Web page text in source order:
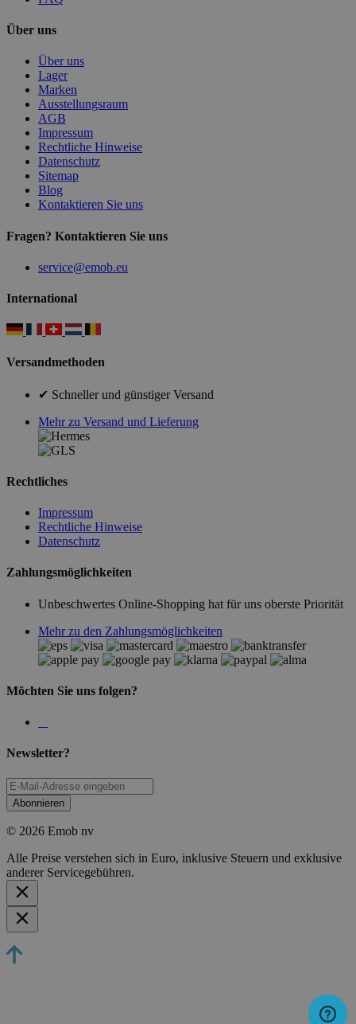
Über uns
Über uns
Lager
Marken
Ausstellungsraum
AGB
Impressum
Rechtliche Hinweise
Datenschutz
Sitemap
Blog
Kontaktieren Sie uns
Fragen? Kontaktieren Sie uns
service@emob.eu
International
Versandmethoden
✔ Schneller und günstiger Versand
Mehr zu Versand und Lieferung
Rechtliches
Impressum
Rechtliche Hinweise
Datenschutz
Zahlungsmöglichkeiten
Unbeschwertes Online-Shopping hat für uns oberste Priorität
Mehr zu den Zahlungsmöglichkeiten
Möchten Sie uns folgen?
Newsletter?
Abonnieren
© 2026 Emob nv
Alle Preise verstehen sich in Euro, inklusive Steuern und exklusive
anderer Servicegebühren.